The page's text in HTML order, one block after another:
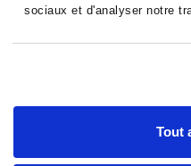
sociaux et d'analyser notre
partenaires de médias
peuvent combiner celles-ci
Tout